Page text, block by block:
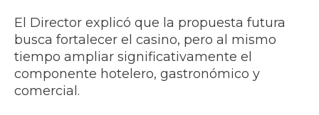
El Director explicó que la propuesta futura
busca fortalecer el casino, pero al mismo
tiempo ampliar significativamente el
componente hotelero, gastronómico y
comercial.